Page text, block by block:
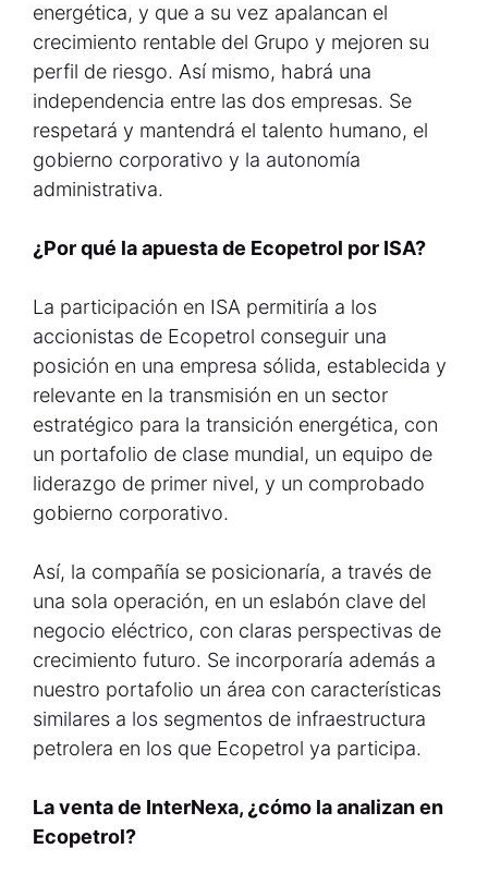
energética, y que a su vez apalancan el
crecimiento rentable del Grupo y mejoren su
perfil de riesgo. Así mismo, habrá una
independencia entre las dos empresas. Se
respetará y mantendrá el talento humano, el
gobierno corporativo y la autonomía
administrativa.
¿Por qué la apuesta de Ecopetrol por ISA?
La participación en ISA permitiría a los
accionistas de Ecopetrol conseguir una
posición en una empresa sólida, establecida y
relevante en la transmisión en un sector
estratégico para la transición energética, con
un portafolio de clase mundial, un equipo de
liderazgo de primer nivel, y un comprobado
gobierno corporativo.
Así, la compañía se posicionaría, a través de
una sola operación, en un eslabón clave del
negocio eléctrico, con claras perspectivas de
crecimiento futuro. Se incorporaría además a
nuestro portafolio un área con características
similares a los segmentos de infraestructura
petrolera en los que Ecopetrol ya participa.
La venta de InterNexa, ¿cómo la analizan en
Ecopetrol?